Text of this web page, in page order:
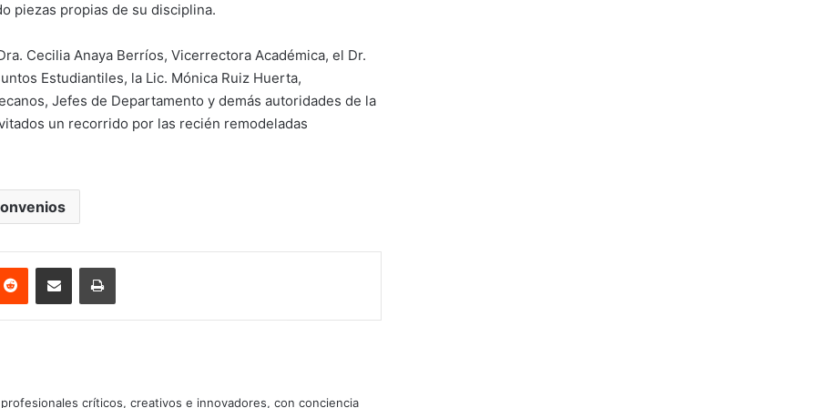
piezas propias de su disciplina.
Cecilia Anaya Berríos, Vicerrectora Académica, el Dr.
Estudiantiles, la Lic. Mónica Ruiz Huerta,
Jefes de Departamento y demás autoridades de la
un recorrido por las recién remodeladas
Reddit Share via Email Print
críticos, creativos e innovadores, con conciencia